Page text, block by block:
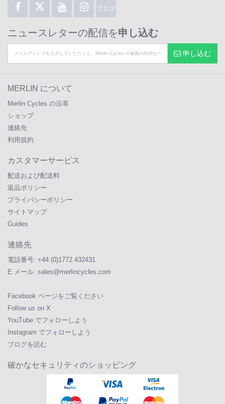
ブログ
ニュースレターの配信を申し込む
申し込む
MERLIN について
Merlin Cycles の沿革
ショップ
連絡先
利用規約
カスタマーサービス
配送および配送料
返品ポリシー
プライバシーポリシー
サイトマップ
Guides
連絡先
電話番号: +44 (0)1772 432431
E メール: sales@merlincycles.com
Facebook ページをご覧ください
Follow us on X
YouTube でフォローしよう
Instagram でフォローしよう
ブログを読む
確かなセキュリティのショッピング